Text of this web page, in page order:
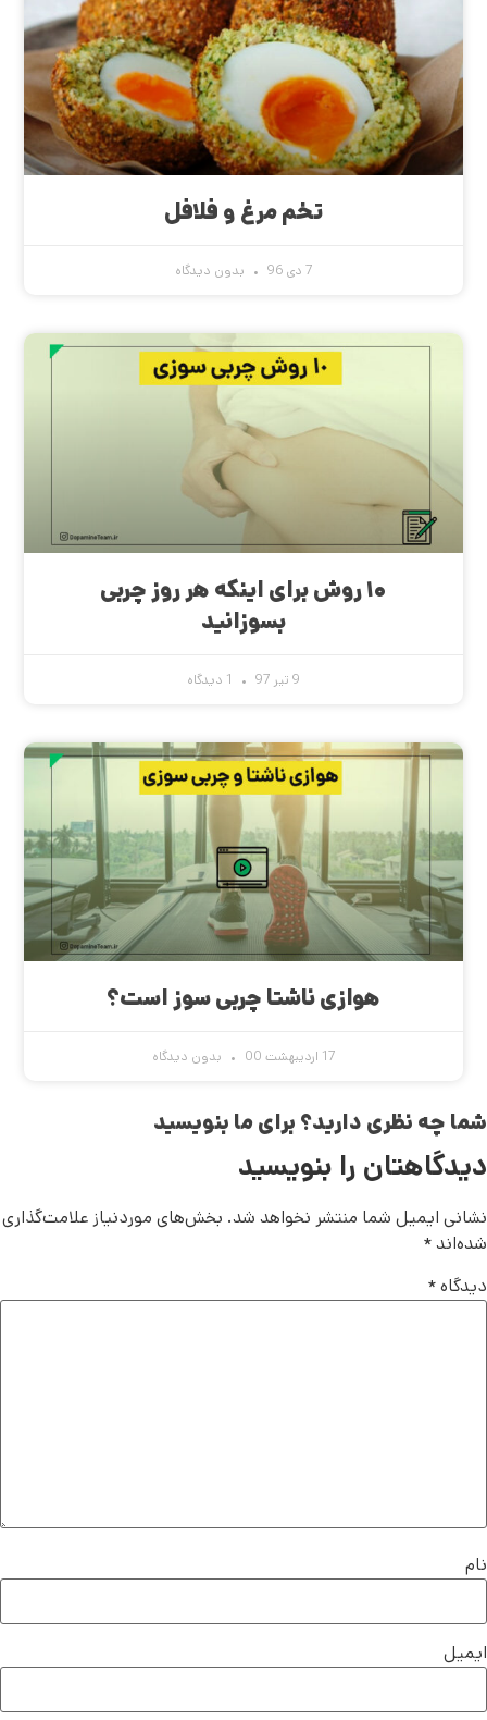
تخم مرغ و فلافل
7 دی 96 بدون دیدگاه
۱۰ روش برای اینکه هر روز چربی
بسوزانید
9 تیر 97
هوازی ناشتا چربی سوز است؟
17 اردیبهشت 00 بدون دیدگاه
شما چه نظری دارید؟ برای ما بنویسید
دیدگاهتان را بنویسید
نشانی ایمیل شما منتشر نخواهد شد. بخش‌های موردنیاز علامت‌گذاری
شده‌اند*
دیدگاه*
نام
ایمیل